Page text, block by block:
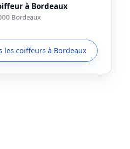
à Bordeaux
Bordeaux
les coiffeurs à Bordeaux